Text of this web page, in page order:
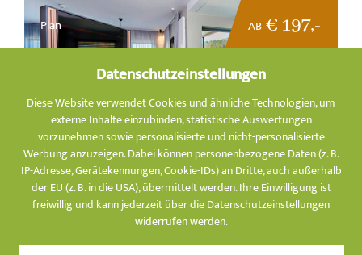
Datenschutzeinstellungen
Diese Website verwendet Cookies und ähnliche Technologien, um
externe Inhalte einzubinden, statistische Auswertungen
vorzunehmen sowie personalisierte und nicht-personalisierte
Werbung anzuzeigen. Dabei können personenbezogene Daten (z. B.
IP-Adresse, Gerätekennungen, Cookie-IDs) an Dritte, auch außerhalb
der EU (z. B. in die USA), übermittelt werden. Ihre Einwilligung ist
freiwillig und kann jederzeit über die Datenschutzeinstellungen
widerrufen werden.
Plan
WELLNESS-SUITE PENTHOUSE
2-4 Personen ca.66m²
In der Wellness-Suite Penthouse jagt ein Highlight das
AB € 197,-